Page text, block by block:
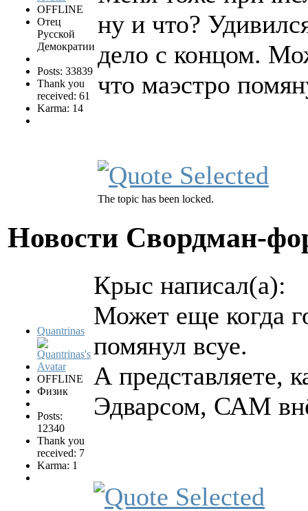
OFFLINE
Отец
Русской
Демократии
Posts: 33839
Thank you
received: 61
Karma: 14
ну и что?
дело с концом.
что маэстро
The topic has been locked.
Новости Свордман-
Quantrinas
OFFLINE
Физик
Posts:
12340
Thank you
received: 7
Karma: 1
Крыс написал(а):
Может еще когда
помянул всуе.
А представляете,
Эдварсом, САМ